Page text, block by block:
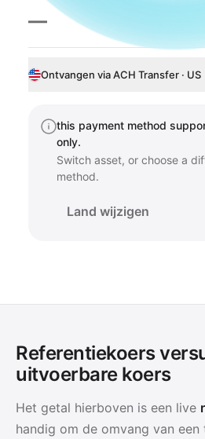
—
Ontvangen via ACH Transfer · US
this payment method
only.
Switch asset, or choose a
method.
Land wijzigen
Referentiekoers
uitvoerbare koers
Het getal hierboven is een live
handig om de omvang van